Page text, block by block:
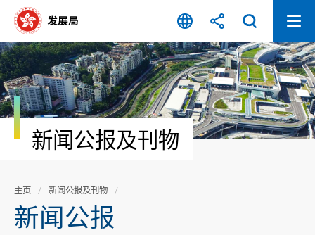
容
开
始
新闻公报及刊物
主页 新闻公报及刊物
新闻公报